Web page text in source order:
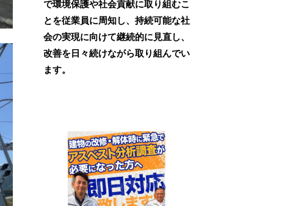
で環境保護や社会貢献に取り組むこ
とを従業員に周知し、持続可能な社
会の実現に向けて継続的に見直し、
改善を日々続けながら取り組んでい
ます。